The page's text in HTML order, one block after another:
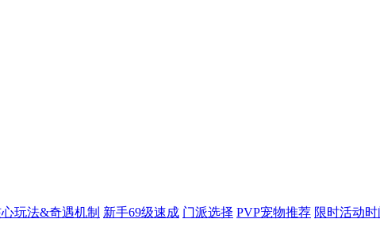
玩法&奇遇机制 新手69级速成 门派选择 PVP宠物推荐 限时活动